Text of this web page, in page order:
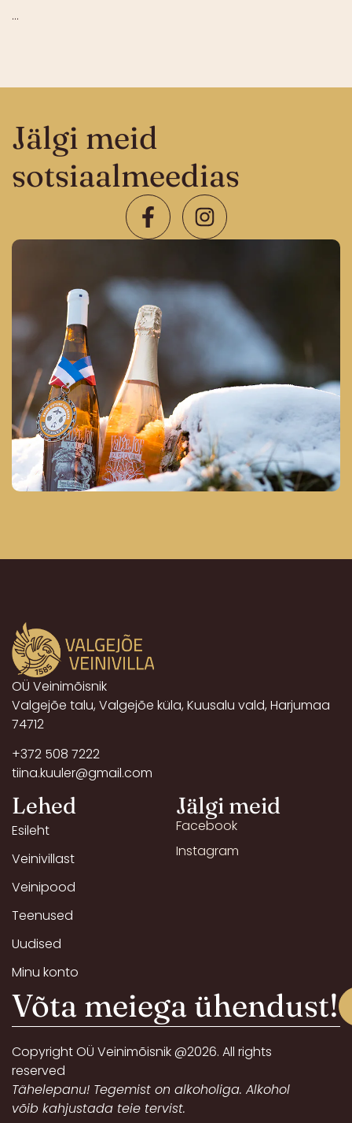
...
Jälgi meid
sotsiaalmeedias
OÜ Veinimõisnik
Valgejõe talu, Valgejõe küla, Kuusalu vald, Harjumaa
74712
+372 508 7222
tiina.kuuler@gmail.com
Lehed
Esileht
Veinivillast
Veinipood
Teenused
Uudised
Minu konto
Jälgi meid
Facebook
Instagram
Võta meiega ühendust!
Copyright OÜ Veinimõisnik @2026. All rights
reserved
Tähelepanu! Tegemist on alkoholiga. Alkohol
võib kahjustada teie tervist.